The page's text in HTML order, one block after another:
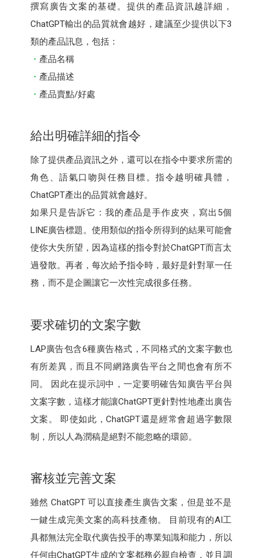
撰寫廣告文案的基礎。提供的產品資訊越詳細，
ChatGPT輸出的品質就會越好，建議至少提供以下3
類的產品訊息，包括：
產品名稱
產品描述
產品賣點/好處
給出明確詳細的指令
除了提供產品資訊之外，還可以在指令中要求所需的
角色、語氣口吻與任務目標。指令越明確具體，
ChatGPT產出的品質就會越好。
如果只是告訴它：我的產品是手作皮夾，寫出5個
LINE廣告標題。使用類似的指令所得到的結果可能會
使你大失所望，因為這樣的指令對於ChatGPT而言太
過發散。再者，每次給予指令時，最好是針對單一任
務，而不是企圖讓它一次性完成很多任務。
要求確切的文案字數
LAP廣告包含6種廣告格式，不同格式的文案字數也
有所差異，而且不同網路廣告平台之間也會有所不
同。 因此在提示詞中，一定要明確告知廣告平台與
文案字數，這樣才能讓ChatGPT更針對性地產出廣告
文案。 即使如此，ChatGPT還是經常會超過字數限
制，所以人為潤稿是絕對不能忽略的環節。
審核並完善文案
雖然 ChatGPT 可以直接產生廣告文案，但是並不是
一鍵生成完美文案的高科技產物。 目前現有的AI工
具都無法完全取代廣告投手的專業知識和能力，所以
任何由ChatGPT生成的文案都務必親自檢查，並且調